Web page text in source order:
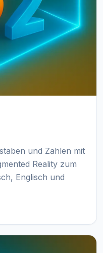
und Zahlen mit
Reality zum
Englisch und